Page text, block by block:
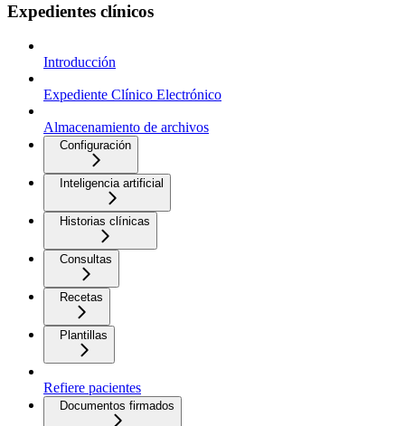
Expedientes clínicos
Introducción
Expediente Clínico Electrónico
Almacenamiento de archivos
Configuración
Inteligencia artificial
Historias clínicas
Consultas
Recetas
Plantillas
Refiere pacientes
Documentos firmados